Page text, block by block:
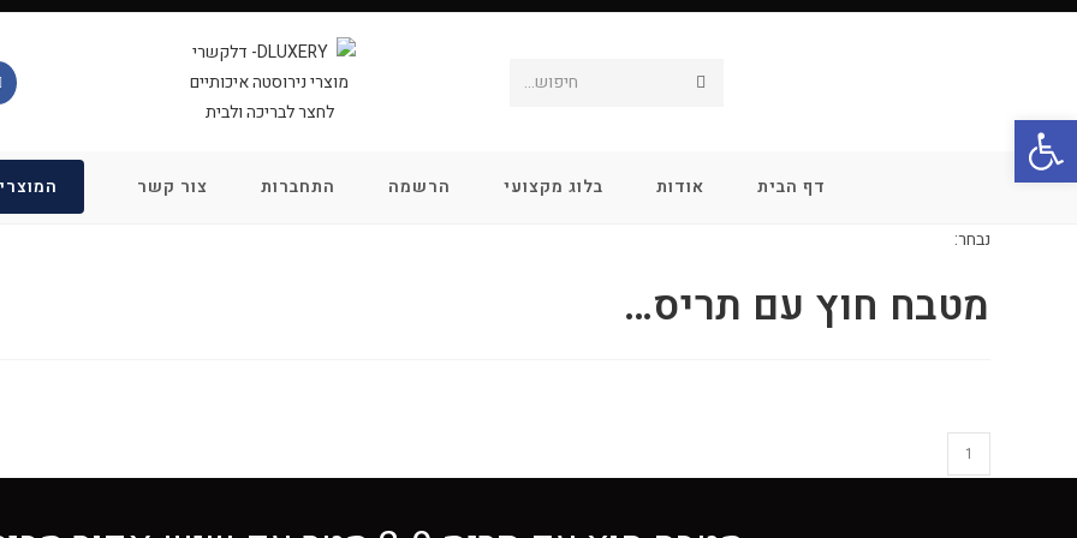
חיפוש...
דף הבית אודות בלוג מקצועי הרשמה התחברות צור קשר
נבחר:
מטבח חוץ עם תריס…
פתח סרגל נגישות